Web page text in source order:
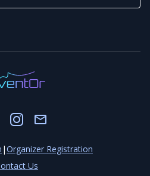
|Organizer Registration
Us